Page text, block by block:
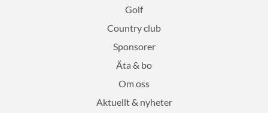
Golf
Country club
Sponsorer
Äta & bo
Om oss
Aktuellt & nyheter